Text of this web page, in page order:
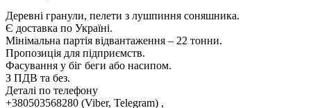
Деревні гранули, пелети з лушпиння соняшника.
Є доставка по Україні.
Мінімальна партія відвантаження – 22 тонни.
Пропозиція для підприємств.
Фасування у біг беги або насипом.
З ПДВ та без.
Деталі по телефону
+380503568280 (Viber, Telegram) ,